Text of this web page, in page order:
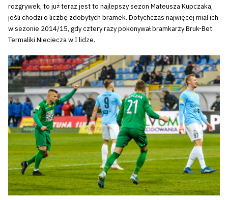
rozgrywek, to już teraz jest to najlepszy sezon Mateusza Kupczaka,
jeśli chodzi o liczbę zdobytych bramek. Dotychczas najwięcej miał ich
w sezonie 2014/15, gdy cztery razy pokonywał bramkarzy Bruk-Bet
Termaliki Nieciecza w I lidze.